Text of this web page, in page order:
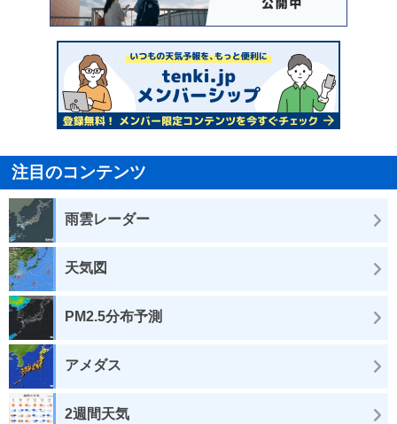
注目のコンテンツ
雨雲レーダー
天気図
PM2.5分布予測
アメダス
2週間天気